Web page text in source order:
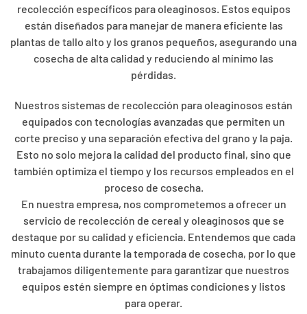
recolección específicos para oleaginosos. Estos equipos
están diseñados para manejar de manera eficiente las
plantas de tallo alto y los granos pequeños, asegurando una
cosecha de alta calidad y reduciendo al mínimo las
pérdidas.
Nuestros sistemas de recolección para oleaginosos están
equipados con tecnologías avanzadas que permiten un
corte preciso y una separación efectiva del grano y la paja.
Esto no solo mejora la calidad del producto final, sino que
también optimiza el tiempo y los recursos empleados en el
proceso de cosecha.
En nuestra empresa, nos comprometemos a ofrecer un
servicio de recolección de cereal y oleaginosos que se
destaque por su calidad y eficiencia. Entendemos que cada
minuto cuenta durante la temporada de cosecha, por lo que
trabajamos diligentemente para garantizar que nuestros
equipos estén siempre en óptimas condiciones y listos
para operar.